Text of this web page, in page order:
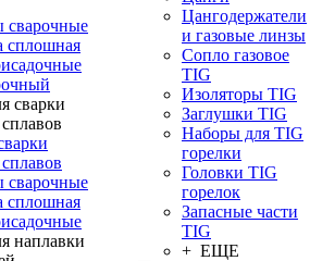
сварочные
сплошная
сварочные
сплошная
Цангодержатели
и газовые линзы
Сопло газовое
TIG
Изоляторы TIG
Заглушки TIG
Наборы для TIG
горелки
Головки TIG
горелок
Запасные части
TIG
+ ЕЩЕ